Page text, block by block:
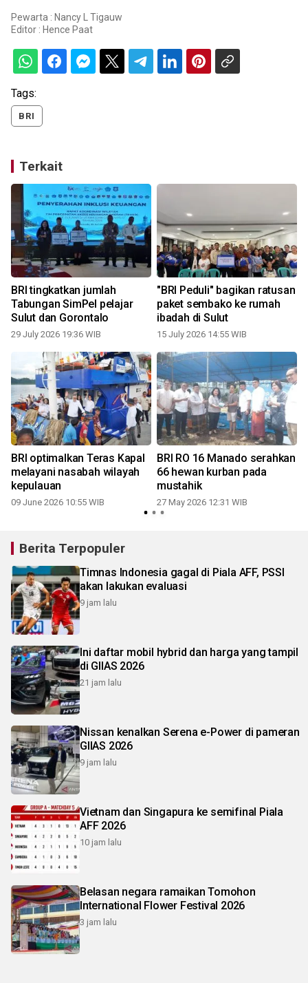
Pewarta : Nancy L Tigauw
Editor : Hence Paat
Tags:
BRI
Terkait
BRI tingkatkan jumlah
Tabungan SimPel pelajar
Sulut dan Gorontalo
29 July 2026 19:36 WIB
"BRI Peduli" bagikan ratusan
paket sembako ke rumah
ibadah di Sulut
15 July 2026 14:55 WIB
BRI optimalkan Teras Kapal
melayani nasabah wilayah
kepulauan
09 June 2026 10:55 WIB
BRI RO 16 Manado serahkan
66 hewan kurban pada
mustahik
27 May 2026 12:31 WIB
Berita Terpopuler
Timnas Indonesia gagal di Piala AFF, PSSI
akan lakukan evaluasi
9 jam lalu
Ini daftar mobil hybrid dan harga yang tampil
di GIIAS 2026
21 jam lalu
Nissan kenalkan Serena e-Power di pameran
GIIAS 2026
9 jam lalu
Vietnam dan Singapura ke semifinal Piala
AFF 2026
10 jam lalu
Belasan negara ramaikan Tomohon
International Flower Festival 2026
3 jam lalu